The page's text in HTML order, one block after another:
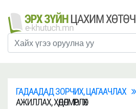
ГАДААДАД ЗОРЧИХ, ЦАГААЧЛАХ
АЖИЛЛАХ, ХӨДӨЛМӨРЛӨХ